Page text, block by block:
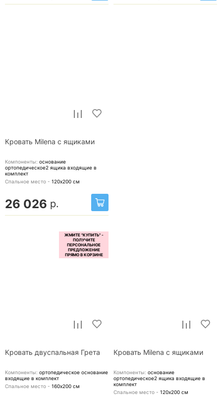
Кровать Milena с ящиками
Компоненты: основание
ортопедическое2 ящика входящие в
комплект
Спальное место - 120х200 см
26 026 р.
Кровать двуспальная Грета
Компоненты: ортопедическое основание
входящие в комплект
Спальное место - 160х200 см
Кровать Milena с ящиками
Компоненты: основание
ортопедическое2 ящика входящие в
комплект
Спальное место - 120х200 см